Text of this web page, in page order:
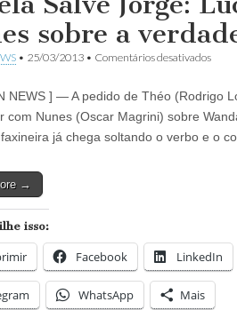
sobre a
• 25/03/2013 • Comentários desativadosem
NEWS ] — A pedido de Théo (Rodrigo
com Nunes (Oscar Magrini) sobre
já chega soltando o verbo e o
→
isso:
Facebook LinkedIn
WhatsApp Mais